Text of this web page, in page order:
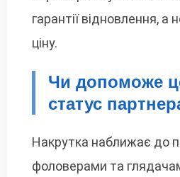
гарантії відновлення, а
ціну.
Чи допоможе
статус
Накрутка наближає до
фоловерами та